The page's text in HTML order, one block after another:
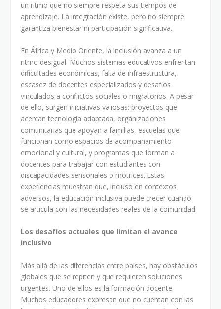
un ritmo que no siempre respeta sus tiempos de
aprendizaje. La integración existe, pero no siempre
garantiza bienestar ni participación significativa.
En África y Medio Oriente, la inclusión avanza a un
ritmo desigual. Muchos sistemas educativos enfrentan
dificultades económicas, falta de infraestructura,
escasez de docentes especializados y desafíos
vinculados a conflictos sociales o migratorios. A pesar
de ello, surgen iniciativas valiosas: proyectos que
acercan tecnología adaptada, organizaciones
comunitarias que apoyan a familias, escuelas que
funcionan como espacios de acompañamiento
emocional y cultural, y programas que forman a
docentes para trabajar con estudiantes con
discapacidades sensoriales o motrices. Estas
experiencias muestran que, incluso en contextos
adversos, la educación inclusiva puede crecer cuando
se articula con las necesidades reales de la comunidad.
Los desafíos actuales que limitan el avance
inclusivo
Más allá de las diferencias entre países, hay obstáculos
globales que se repiten y que requieren soluciones
urgentes. Uno de ellos es la formación docente.
Muchos educadores expresan que no cuentan con las